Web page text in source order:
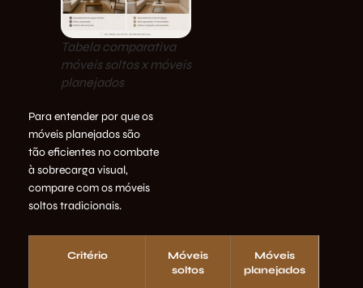
Tabela comparativa
móveis soltos x móveis
planejados
Para entender por que os
móveis planejados são
tão eficientes no combate
à sobrecarga visual,
compare com os móveis
soltos tradicionais.
Critério
Móveis
soltos
Móveis
planejados